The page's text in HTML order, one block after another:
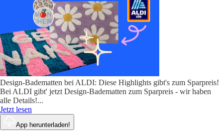
Design-Badematten bei ALDI: Diese Highlights gibt's zum Sparpreis!
Bei ALDI gibt' jetzt Design-Badematten zum Sparpreis - wir haben
alle Details!...
Jetzt lesen
App herunterladen!